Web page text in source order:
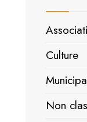
Culture
Non